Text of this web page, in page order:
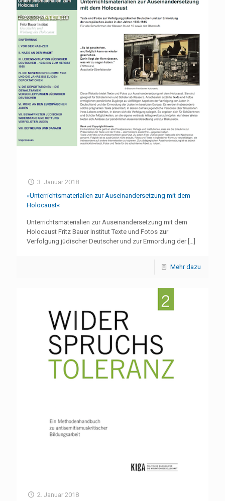
3. Januar 2018
»Unterrichtsmaterialien zur Auseinandersetzung mit dem
Holocaust«
Unterrichtsmaterialien zur Auseinandersetzung mit dem
Holocaust Fritz Bauer Institut Texte und Fotos zur
Verfolgung jüdischer Deutscher und zur Ermordung der[…]
Mehr dazu
2. Januar 2018